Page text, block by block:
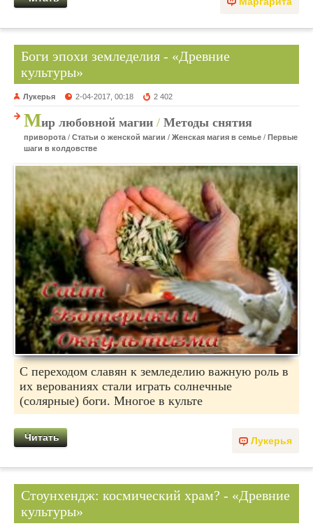
Боги эпохи земледелия - «Древние
культуры»
Лукерья 2-04-2017, 00:18 2 402
Мир любовной магии / Методы снятия
приворота / Статьи о женской магии / Женская магия в семье / Первые
шаги в колдовстве
С переходом славян к земледелию важную роль в
их верованиях стали играть солнечные
(солярные) боги. Многое в культе
Лукерья
Читать
Стоунхендж: космический храм? - «Древние
культуры»